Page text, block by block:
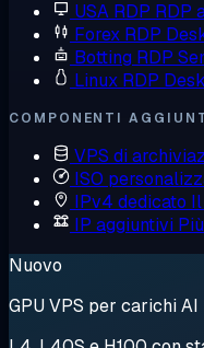
USA RDP RDP
Forex RDP
Botting RDP
Linux RDP
COMPONENTI
VPS di
ISO
IPv4 dedicato
IP aggiuntivi
Nuovo
GPU VPS per carichi AI